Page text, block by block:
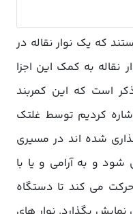
که یک نوار نقاله در
نقاله به کمک این اجزا
است که این کمربند
کردیم توسط غلتک
شده اند در مسیری
و به آرامی و یا با
می کند تا دستگاه